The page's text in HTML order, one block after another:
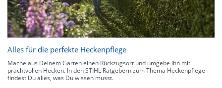
Alles für die perfekte Heckenpflege
Mache aus Deinem Garten einen Rückzugsort und umgebe ihn mit
prachtvollen Hecken. In den STIHL Ratgebern zum Thema Heckenpflege
findest Du alles, was Du wissen musst.